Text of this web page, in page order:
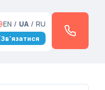
EN / UA / RU
Зв'язатися